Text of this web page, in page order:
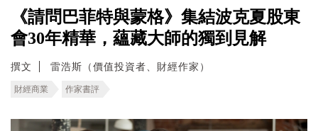
《請問巴菲特與蒙格》集結波克夏股東
會30年精華，蘊藏大師的獨到見解
撰文 雷浩斯（價值投資者、財經作家）
財經商業 作家書評